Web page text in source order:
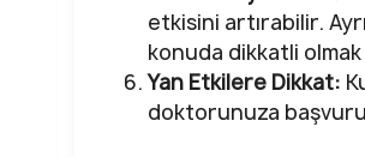
etkisini artırabilir.
konuda dikkatli
Yan Etkilere Dikkat:
doktorunuza